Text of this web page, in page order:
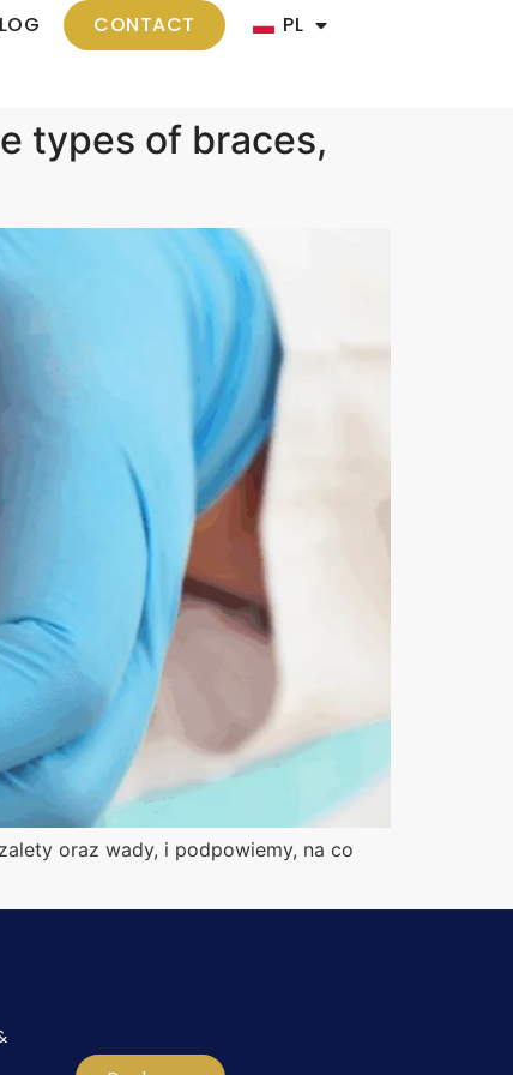
CONTACT PL
types of braces,
oraz wady, i podpowiemy, na co